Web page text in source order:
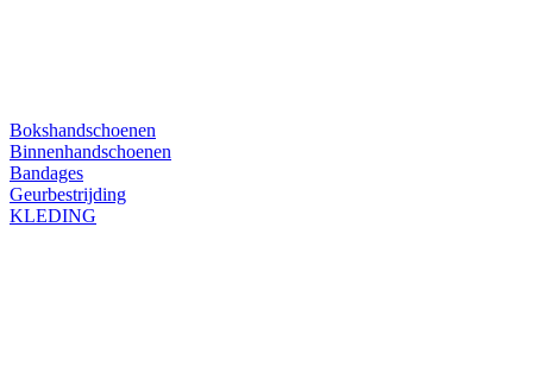
Bokshandschoenen
Binnenhandschoenen
Bandages
Geurbestrijding
KLEDING